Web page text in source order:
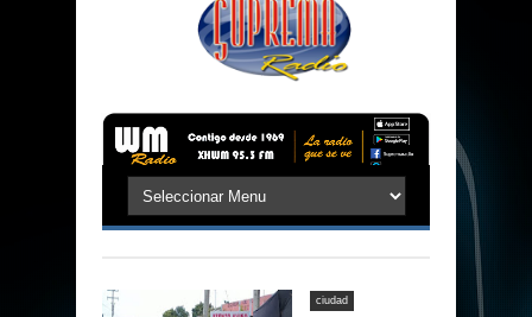
ciudad